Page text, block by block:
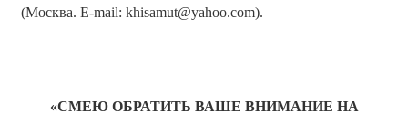
(Москва. E-mail: khisamut@yahoo.com).
«СМЕЮ ОБРАТИТЬ ВАШЕ ВНИМАНИЕ НА